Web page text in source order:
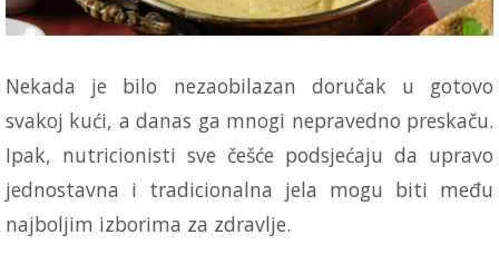
Nekada je bilo nezaobilazan doručak u gotovo
svakoj kući, a danas ga mnogi nepravedno preskaču.
Ipak, nutricionisti sve češće podsjećaju da upravo
jednostavna i tradicionalna jela mogu biti među
najboljim izborima za zdravlje.